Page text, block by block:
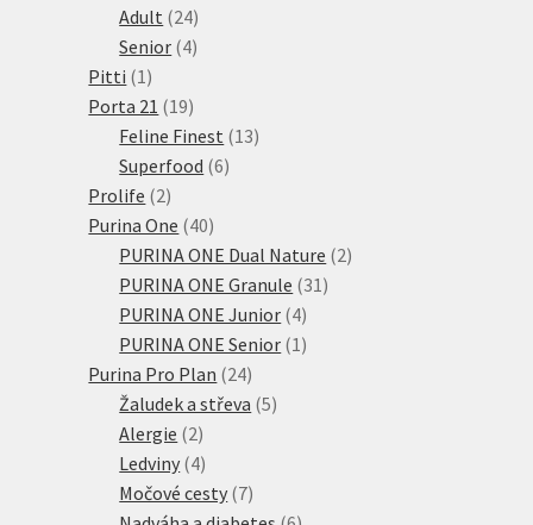
Adult 2424
produktů
Senior 44
Pitti 1 1
produkt
Porta 21 1919
produktů
Feline Finest 1313
Superfood 66
Prolife 22
produkty
Purina One 4040
produktů
PURINA ONE Dual Nature 22
PURINA ONE Granule 31 31
PURINA ONE Junior 44
produkty
PURINA ONE Senior 1 1
Purina Pro Plan 2424
produktů
Žaludek a střeva 55
Alergie 22
produkty
Ledviny 44
produkty
Močové cesty 77